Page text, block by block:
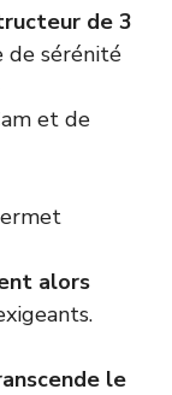
de 3
de sérénité
et de
alors
le